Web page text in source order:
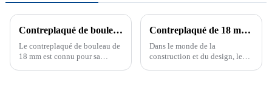
Contreplaqué de bouleau 18 mm, leader du marché
Le contreplaqué de bouleau de
18 mm est connu pour sa
Contreplaqué de 18 mm – Révolutionner la construction et le design
Dans le monde de la
construction et du design, le